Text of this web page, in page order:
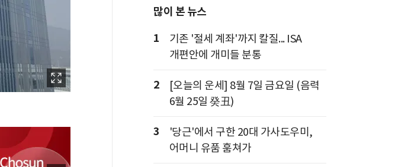
많이 본 뉴스
1
기존 '절세 계좌'까지 칼질... ISA
개편안에 개미들 분통
2
[오늘의 운세] 8월 7일 금요일 (음력
6월 25일 癸丑)
3
'당근'에서 구한 20대 가사도우미,
어머니 유품 훔쳐가